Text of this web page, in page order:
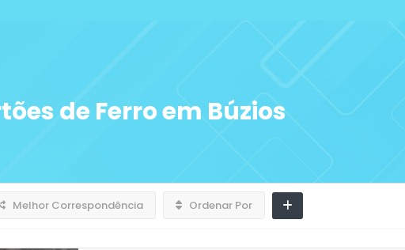
de Ferro em Búzios
Melhor Correspondência Ordenar Por